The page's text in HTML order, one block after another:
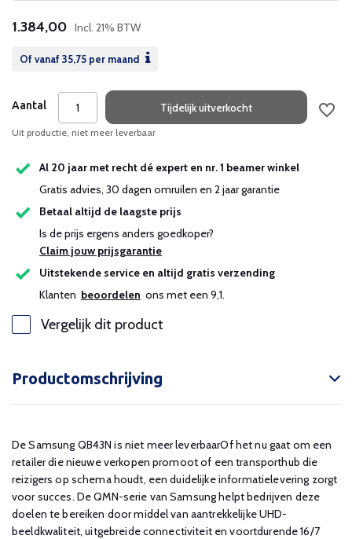
Uitverkocht
1.384,00 Incl. 21% BTW
Of vanaf 35,75 per maand
Aantal Tijdelijk uitverkocht
Uit productie, niet meer leverbaar
Al 20 jaar met recht dé expert en nr. 1 beamer winkel
Gratis advies, 30 dagen omruilen en 2 jaar garantie
Betaal altijd de laagste prijs
Is de prijs ergens anders goedkoper?
Claim jouw prijsgarantie
Uitstekende service en altijd gratis verzending
Klanten beoordelen ons met een 9,1.
Vergelijk dit product
Productomschrijving
De Samsung QB43N is niet meer leverbaarOf het nu gaat om een ​​
retailer die nieuwe verkopen promoot of een transporthub die
reizigers op schema houdt, een duidelijke informatielevering zorgt
voor succes. De QMN-serie van Samsung helpt bedrijven deze
doelen te bereiken door middel van aantrekkelijke UHD-
beeldkwaliteit, uitgebreide connectiviteit en voortdurende 16/7